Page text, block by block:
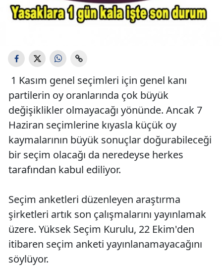
1 Kasım genel seçimleri için genel kanı
partilerin oy oranlarında çok büyük
değişiklikler olmayacağı yönünde. Ancak 7
Haziran seçimlerine kıyasla küçük oy
kaymalarının büyük sonuçlar doğurabileceği
bir seçim olacağı da neredeyse herkes
tarafından kabul ediliyor.
Seçim anketleri düzenleyen araştırma
şirketleri artık son çalışmalarını yayınlamak
üzere. Yüksek Seçim Kurulu, 22 Ekim'den
itibaren seçim anketi yayınlanamayacağını
söylüyor.